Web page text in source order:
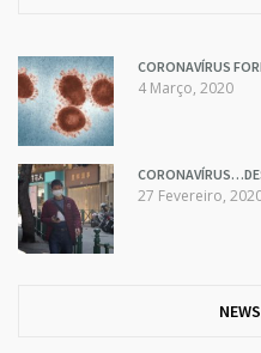
CORONAVÍRUS
4 Março, 2020
27 Fevereiro,